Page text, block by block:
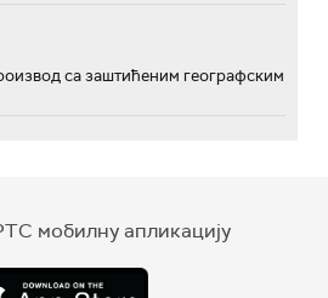
са заштићеним географским
мобилну апликацију